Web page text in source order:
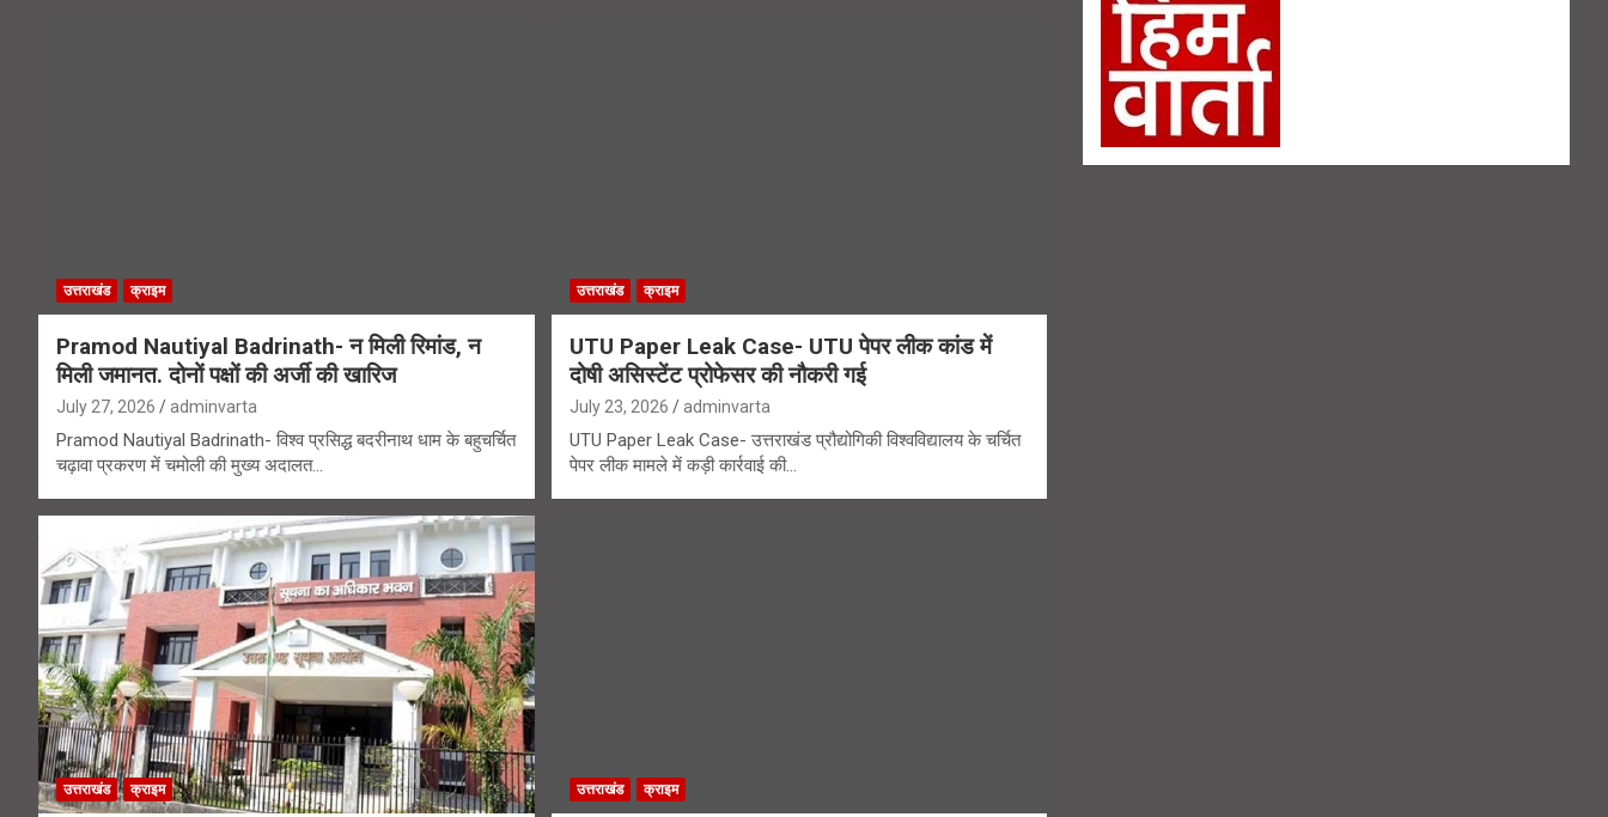
उत्तराखंड क्राइम
Pramod Nautiyal Badrinath- न मिली रिमांड, न
मिली जमानत. दोनों पक्षों की अर्जी की खारिज
July 27, 2026 adminvarta
Pramod Nautiyal Badrinath- विश्व प्रसिद्ध बदरीनाथ धाम के बहुचर्चित
चढ़ावा प्रकरण में चमोली की मुख्य अदालत…
उत्तराखंड क्राइम
UTU Paper Leak Case- UTU पेपर लीक कांड में
दोषी असिस्टेंट प्रोफेसर की नौकरी गई
July 23, 2026 adminvarta
UTU Paper Leak Case- उत्तराखंड प्रौद्योगिकी विश्वविद्यालय के चर्चित
पेपर लीक मामले में कड़ी कार्रवाई की…
उत्तराखंड क्राइम उत्तराखंड क्राइम